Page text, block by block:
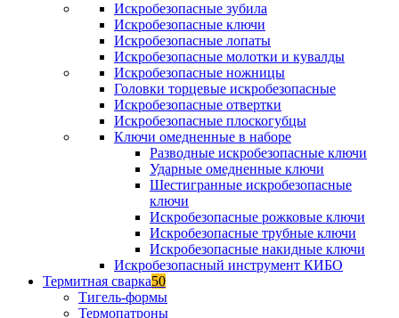
Искробезопасные зубила
Искробезопасные ключи
Искробезопасные лопаты
Искробезопасные молотки и кувалды
Искробезопасные ножницы
Головки торцевые искробезопасные
Искробезопасные отвертки
Искробезопасные плоскогубцы
Ключи омедненные в наборе
Разводные искробезопасные ключи
Ударные омедненные ключи
Шестигранные искробезопасные
ключи
Искробезопасные рожковые ключи
Искробезопасные трубные ключи
Искробезопасные накидные ключи
Искробезопасный инструмент КИБО
Термитная сварка50
Тигель-формы
Термопатроны